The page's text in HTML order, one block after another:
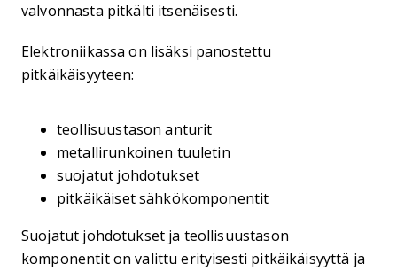
valvonnasta pitkälti itsenäisesti.
Elektroniikassa on lisäksi panostettu
pitkäikäisyyteen:
teollisuustason anturit
metallirunkoinen tuuletin
suojatut johdotukset
pitkäikäiset sähkökomponentit
Suojatut johdotukset ja teollisuustason
komponentit on valittu erityisesti pitkäikäisyyttä ja